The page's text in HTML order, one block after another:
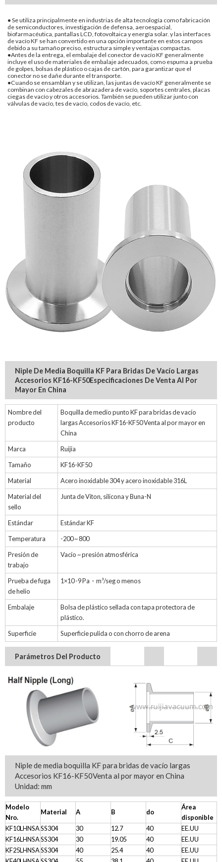
● Se utiliza principalmente en industrias de alta tecnología como fabricación
de semiconductores, investigación de defensa, aeroespacial,
biofarmacéutica, pantallas LCD, fotovoltaica y energía solar. y las interfaces
de vacío KF se han convertido en una opción importante en estos campos
debido a su tamaño preciso, estructura simple y ventajas compactas.
●Antes de la entrega, el embalaje del conector de vacío KF generalmente
incluye el uso de materiales de embalaje adecuados, como espuma a prueba
de golpes, bolsas de plástico o cajas de cartón, para garantizar que el
conector no se dañe durante el transporte.
●Cuando se ensamblan y se utilizan, las juntas de vacío KF generalmente se
combinan con cabezales de abrazadera de vacío, soportes centrales, placas
ciegas de vacío y otros accesorios. También se pueden utilizar junto con
válvulas de vacío, tes de vacío, codos de vacío, etc.
Niple De Media Boquilla KF Para Bridas De Vacío Largas
Accesorios KF16-KF50Especificaciones De Venta Al Por
Mayor En China
Nombre del
producto
Boquilla de medio punto KF para bridas de vacío
largas Accesorios KF16-KF50 Venta al por mayor en
China
Marca
Ruijia
Tamaño
KF16-KF50
Material
Acero inoxidable 304 y acero inoxidable 316L
Material del
sello
Junta de Viton, silicona y Buna-N
Estándar
Estándar KF
Temperatura
-200 ~ 800
Presión de
trabajo
Vacío ~ presión atmosférica
Prueba de fuga
de helio
1×10 -9 Pa・m³/seg o menos
Embalaje
Bolsa de plástico sellada con tapa protectora de
plástico.
Superficie
Superficie pulida o con chorro de arena
Parámetros Del Producto
Niple de media boquilla KF para bridas de vacío largas
Accesorios KF16-KF50Venta al por mayor en China
Unidad: mm
Modelo
Nro.
Material A B do
Área
disponible
KF10LHNSASS304 30 12.7 40
EE.UU
KF16LHNSASS304 30 19.05 40
EE.UU
KF25LHNSASS304 40 25.4 40
EE.UU